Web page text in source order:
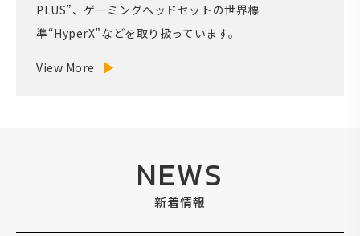
PLUS”、ゲーミングヘッドセットの世界標
準“HyperX”などを取り扱っています。
View More
NEWS
新着情報